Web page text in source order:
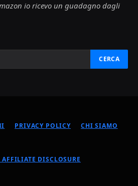
io ricevo un guadagno dagli
PRIVACY POLICY CHI SIAMO
DISCLOSURE